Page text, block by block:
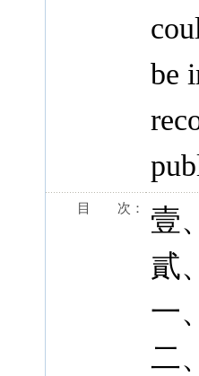
be
目 次：
壹
貳
一
二